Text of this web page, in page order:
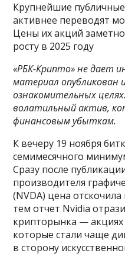
Крупнейшие
активнее переводят
Цены их акций
росту в 2025 году
«РБК-Крипто» не дает
материал опубликован
ознакомительных
волатильный актив,
финансовым убыткам.
К вечеру 19 ноября
семимесячного
Сразу после
производителя
(NVDA) цена
тем отчет Nvidia
крипторынка —
которые стали чаще
в сторону